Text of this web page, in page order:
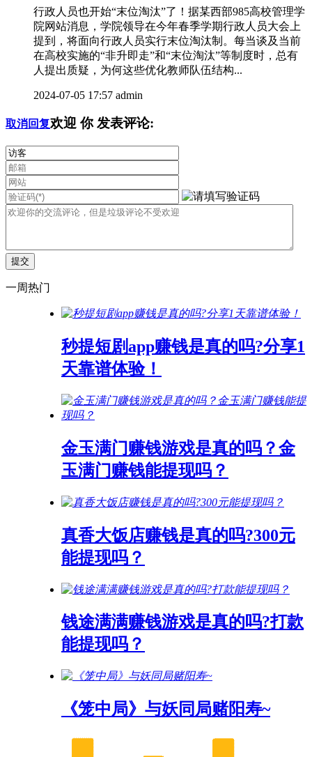
行政人员也开始“末位淘汰”了！据某西部985高校管理学
院网站消息，学院领导在今年春季学期行政人员大会上
提到，将面向行政人员实行末位淘汰制。每当谈及当前
在高校实施的“非升即走”和“末位淘汰”等制度时，总有
人提出质疑，为何这些优化教师队伍结构...
2024-07-05 17:57 admin
取消回复欢迎 你发表评论:
一周热门
秒提短剧app赚钱是真的吗?分享1
天靠谱体验！
金玉满门赚钱游戏是真的吗？金
玉满门赚钱能提现吗？
真香大饭店赚钱是真的吗?300元
能提现吗？
钱途满满赚钱游戏是真的吗?打款
能提现吗？
《笼中局》与妖同局赌阳寿~